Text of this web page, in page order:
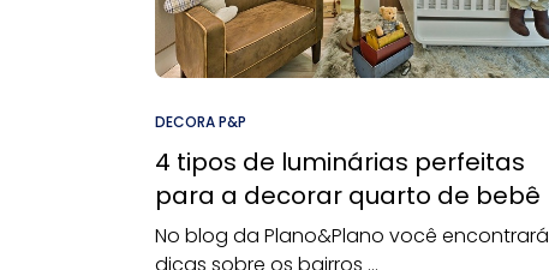
DECORA P&P
4 tipos de luminárias perfeitas
para a decorar quarto de bebê
No blog da Plano&Plano você encontrará